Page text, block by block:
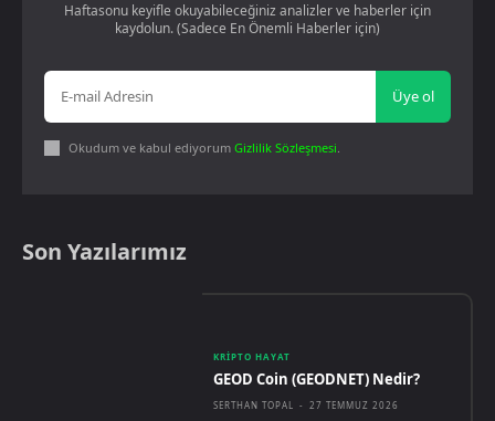
Haftasonu keyifle okuyabileceğiniz analizler ve haberler için
kaydolun. (Sadece En Önemli Haberler için)
Üye ol
Okudum ve kabul ediyorum Gizlilik Sözleşmesi.
Son Yazılarımız
KRIPTO HAYAT
GEOD Coin (GEODNET) Nedir?
SERTHAN TOPAL - 27 TEMMUZ 2026